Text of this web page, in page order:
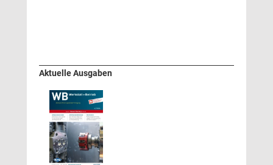
Aktuelle Ausgaben